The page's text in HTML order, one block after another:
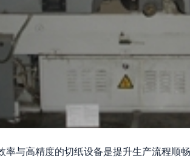
率与高精度的切纸设备是提升生产流程顺